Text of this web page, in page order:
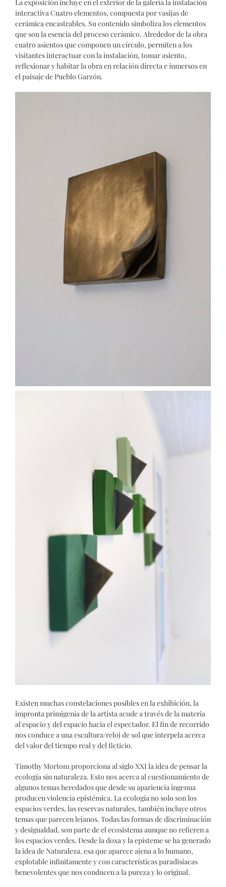
La exposición incluye en el exterior de la galería la instalación
interactiva Cuatro elementos, compuesta por vasijas de
cerámica encastrables. Su contenido simboliza los elementos
que son la esencia del proceso cerámico. Alrededor de la obra
cuatro asientos que componen un círculo, permiten a los
visitantes interactuar con la instalación, tomar asiento,
reflexionar y habitar la obra en relación directa e inmersos en
el paisaje de Pueblo Garzón.
Existen muchas constelaciones posibles en la exhibición, la
impronta primigenia de la artista acude a través de la materia
al espacio y del espacio hacia el espectador. El fin de recorrido
nos conduce a una escultura/reloj de sol que interpela acerca
del valor del tiempo real y del ficticio.
Timothy Morton1 proporciona al siglo XXI la idea de pensar la
ecología sin naturaleza. Esto nos acerca al cuestionamiento de
algunos temas heredados que desde su apariencia ingenua
producen violencia epistémica. La ecología no solo son los
espacios verdes, las reservas naturales, también incluye otros
temas que parecen lejanos. Todas las formas de discriminación
y desigualdad, son parte de el ecosistema aunque no refieren a
los espacios verdes. Desde la doxa y la episteme se ha generado
la idea de Naturaleza, esa que aparece ajena a lo humano,
explotable infinitamente y con características paradisíacas
benevolentes que nos conducen a la pureza y lo original.